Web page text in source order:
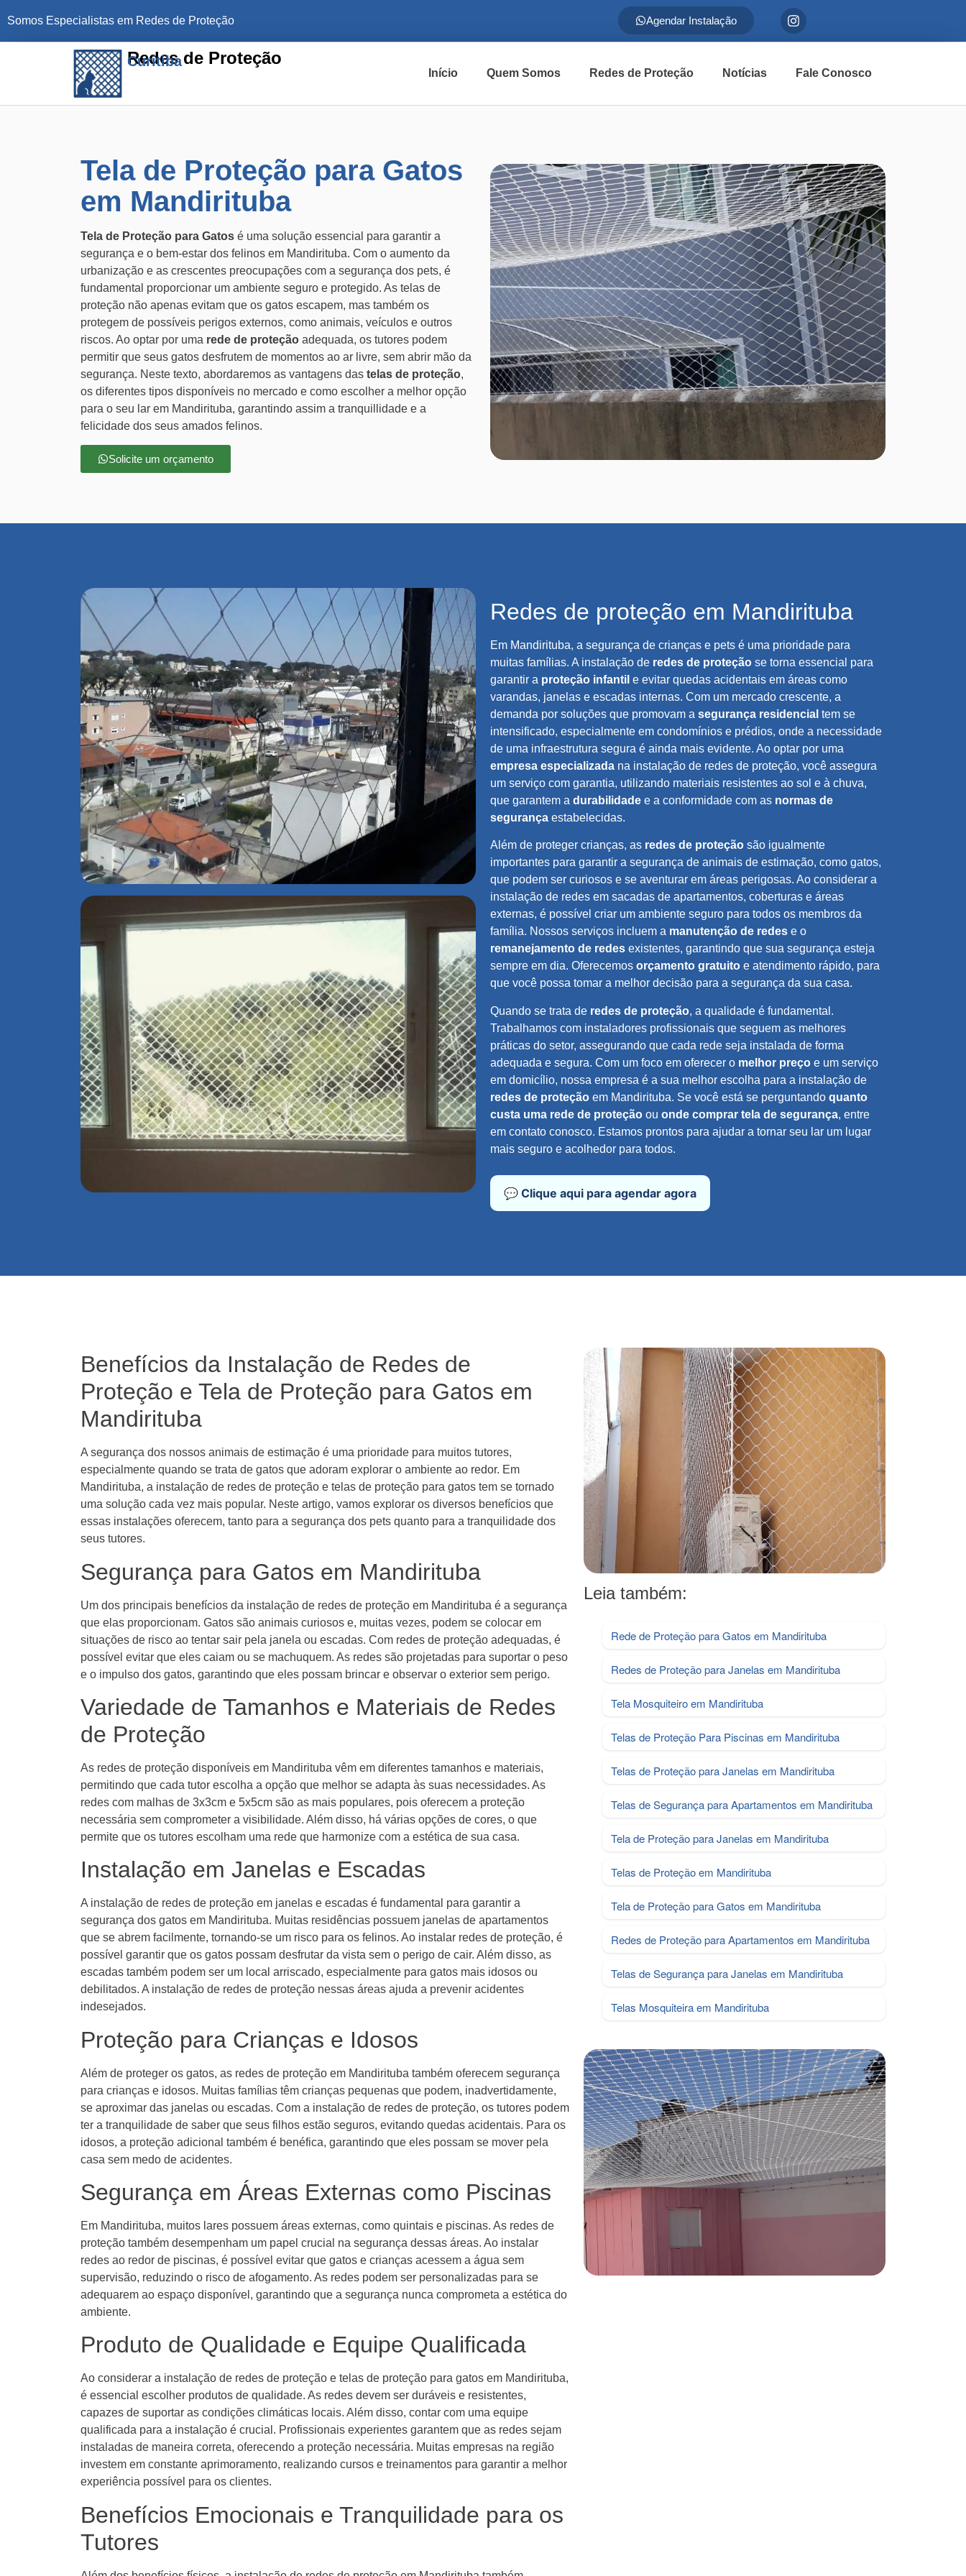
Somos Especialistas em Redes de Proteção Agendar Instalação
Redes de Proteção
Curitiba
Início Quem Somos Redes de Proteção Notícias Fale Conosco
Tela de Proteção para Gatos
em Mandirituba
Tela de Proteção para Gatos é uma solução essencial para garantir a
segurança e o bem-estar dos felinos em Mandirituba. Com o aumento da
urbanização e as crescentes preocupações com a segurança dos pets, é
fundamental proporcionar um ambiente seguro e protegido. As telas de
proteção não apenas evitam que os gatos escapem, mas também os
protegem de possíveis perigos externos, como animais, veículos e outros
riscos. Ao optar por uma rede de proteção adequada, os tutores podem
permitir que seus gatos desfrutem de momentos ao ar livre, sem abrir mão da
segurança. Neste texto, abordaremos as vantagens das telas de proteção,
os diferentes tipos disponíveis no mercado e como escolher a melhor opção
para o seu lar em Mandirituba, garantindo assim a tranquillidade e a
felicidade dos seus amados felinos.
Solicite um orçamento
Redes de proteção em Mandirituba
Em Mandirituba, a segurança de crianças e pets é uma prioridade para
muitas famílias. A instalação de redes de proteção se torna essencial para
garantir a proteção infantil e evitar quedas acidentais em áreas como
varandas, janelas e escadas internas. Com um mercado crescente, a
demanda por soluções que promovam a segurança residencial tem se
intensificado, especialmente em condomínios e prédios, onde a necessidade
de uma infraestrutura segura é ainda mais evidente. Ao optar por uma
empresa especializada na instalação de redes de proteção, você assegura
um serviço com garantia, utilizando materiais resistentes ao sol e à chuva,
que garantem a durabilidade e a conformidade com as normas de
segurança estabelecidas.
Além de proteger crianças, as redes de proteção são igualmente
importantes para garantir a segurança de animais de estimação, como gatos,
que podem ser curiosos e se aventurar em áreas perigosas. Ao considerar a
instalação de redes em sacadas de apartamentos, coberturas e áreas
externas, é possível criar um ambiente seguro para todos os membros da
família. Nossos serviços incluem a manutenção de redes e o
remanejamento de redes existentes, garantindo que sua segurança esteja
sempre em dia. Oferecemos orçamento gratuito e atendimento rápido, para
que você possa tomar a melhor decisão para a segurança da sua casa.
Quando se trata de redes de proteção, a qualidade é fundamental.
Trabalhamos com instaladores profissionais que seguem as melhores
práticas do setor, assegurando que cada rede seja instalada de forma
adequada e segura. Com um foco em oferecer o melhor preço e um serviço
em domicílio, nossa empresa é a sua melhor escolha para a instalação de
redes de proteção em Mandirituba. Se você está se perguntando quanto
custa uma rede de proteção ou onde comprar tela de segurança, entre
em contato conosco. Estamos prontos para ajudar a tornar seu lar um lugar
mais seguro e acolhedor para todos.
💬 Clique aqui para agendar agora
Benefícios da Instalação de Redes de
Proteção e Tela de Proteção para Gatos em
Mandirituba
A segurança dos nossos animais de estimação é uma prioridade para muitos tutores,
especialmente quando se trata de gatos que adoram explorar o ambiente ao redor. Em
Mandirituba, a instalação de redes de proteção e telas de proteção para gatos tem se tornado
uma solução cada vez mais popular. Neste artigo, vamos explorar os diversos benefícios que
essas instalações oferecem, tanto para a segurança dos pets quanto para a tranquilidade dos
seus tutores.
Segurança para Gatos em Mandirituba
Um dos principais benefícios da instalação de redes de proteção em Mandirituba é a segurança
que elas proporcionam. Gatos são animais curiosos e, muitas vezes, podem se colocar em
situações de risco ao tentar sair pela janela ou escadas. Com redes de proteção adequadas, é
possível evitar que eles caiam ou se machuquem. As redes são projetadas para suportar o peso
e o impulso dos gatos, garantindo que eles possam brincar e observar o exterior sem perigo.
Variedade de Tamanhos e Materiais de Redes
de Proteção
As redes de proteção disponíveis em Mandirituba vêm em diferentes tamanhos e materiais,
permitindo que cada tutor escolha a opção que melhor se adapta às suas necessidades. As
redes com malhas de 3x3cm e 5x5cm são as mais populares, pois oferecem a proteção
necessária sem comprometer a visibilidade. Além disso, há várias opções de cores, o que
permite que os tutores escolham uma rede que harmonize com a estética de sua casa.
Instalação em Janelas e Escadas
A instalação de redes de proteção em janelas e escadas é fundamental para garantir a
segurança dos gatos em Mandirituba. Muitas residências possuem janelas de apartamentos
que se abrem facilmente, tornando-se um risco para os felinos. Ao instalar redes de proteção, é
possível garantir que os gatos possam desfrutar da vista sem o perigo de cair. Além disso, as
escadas também podem ser um local arriscado, especialmente para gatos mais idosos ou
debilitados. A instalação de redes de proteção nessas áreas ajuda a prevenir acidentes
indesejados.
Proteção para Crianças e Idosos
Além de proteger os gatos, as redes de proteção em Mandirituba também oferecem segurança
para crianças e idosos. Muitas famílias têm crianças pequenas que podem, inadvertidamente,
se aproximar das janelas ou escadas. Com a instalação de redes de proteção, os tutores podem
ter a tranquilidade de saber que seus filhos estão seguros, evitando quedas acidentais. Para os
idosos, a proteção adicional também é benéfica, garantindo que eles possam se mover pela
casa sem medo de acidentes.
Segurança em Áreas Externas como Piscinas
Em Mandirituba, muitos lares possuem áreas externas, como quintais e piscinas. As redes de
proteção também desempenham um papel crucial na segurança dessas áreas. Ao instalar
redes ao redor de piscinas, é possível evitar que gatos e crianças acessem a água sem
supervisão, reduzindo o risco de afogamento. As redes podem ser personalizadas para se
adequarem ao espaço disponível, garantindo que a segurança nunca comprometa a estética do
ambiente.
Produto de Qualidade e Equipe Qualificada
Ao considerar a instalação de redes de proteção e telas de proteção para gatos em Mandirituba,
é essencial escolher produtos de qualidade. As redes devem ser duráveis e resistentes,
capazes de suportar as condições climáticas locais. Além disso, contar com uma equipe
qualificada para a instalação é crucial. Profissionais experientes garantem que as redes sejam
instaladas de maneira correta, oferecendo a proteção necessária. Muitas empresas na região
investem em constante aprimoramento, realizando cursos e treinamentos para garantir a melhor
experiência possível para os clientes.
Benefícios Emocionais e Tranquilidade para os
Tutores
Leia também:
Rede de Proteção para Gatos em Mandirituba
Redes de Proteção para Janelas em Mandirituba
Tela Mosquiteiro em Mandirituba
Telas de Proteção Para Piscinas em Mandirituba
Telas de Proteção para Janelas em Mandirituba
Telas de Segurança para Apartamentos em Mandirituba
Tela de Proteção para Janelas em Mandirituba
Telas de Proteção em Mandirituba
Tela de Proteção para Gatos em Mandirituba
Redes de Proteção para Apartamentos em Mandirituba
Telas de Segurança para Janelas em Mandirituba
Telas Mosquiteira em Mandirituba